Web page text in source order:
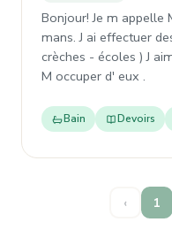
Bonjour! Je m appelle
mans. J ai effectuer
crèches - écoles ) J
M occuper d' eux .
Bain Devoirs
‹ 1